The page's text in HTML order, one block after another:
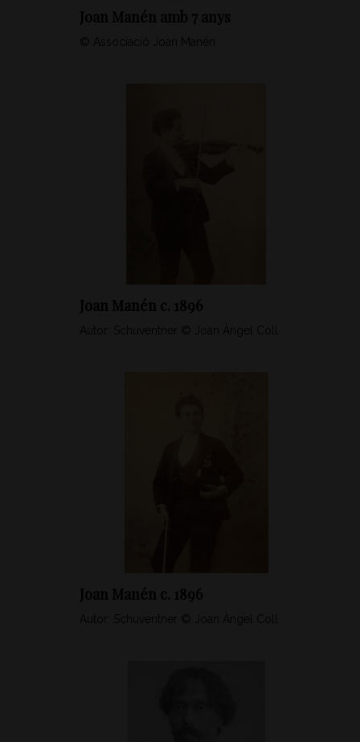
Joan Manén amb 7 anys
© Associació Joan Manén
Joan Manén c. 1896
Autor: Schuventner © Joan Àngel Coll
Joan Manén c. 1896
Autor: Schuventner © Joan Àngel Coll